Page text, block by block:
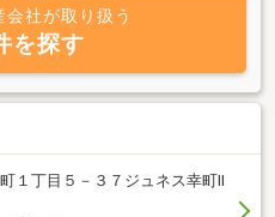
会社が取り扱う
を探す
１丁目５－３７ジュネス幸町Ⅱ